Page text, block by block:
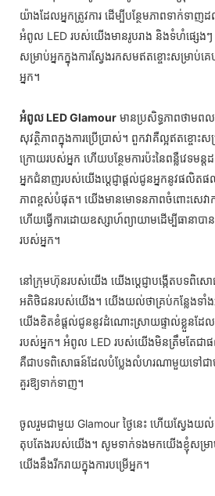
យ៉ាងដែលអ្នកត្រូវការ ដើម្បីបន្ថែមភាពទាក់ទាញ
អំពូល LED របស់យើងមានរូបរាង និងទំហំផ្សេងៗ
សម្រាប់អ្នកក្នុងការស្វែងរកសមឥតខ្ចោះសម្រាប់គ
អ្នក។
អំពូល LED Glamour មានប្រសិទ្ធភាពថាមព
សុវត្ថិភាពក្នុងការប្រើប្រាស់។ ពួកវាគឺល្អឥតខ្ចោះសម្
ក្រោយរបស់អ្នក ហើយបន្ថែមការប៉ះនៃពន្លឺវេទមន្
អ្នកជំនាញរបស់យើងប្តេជ្ញាផ្តល់ជូនអ្នកនូវផលិ
ភាពខ្ពស់បំផុត។ យើងមានមោទនភាពចំពោះសេ
ហើយធ្វើការដោយឧស្សាហ៍ព្យាយាមដើម្បីធានាប
របស់អ្នក។
នៅក្រុមហ៊ុនរបស់យើង យើងប្តេជ្ញាបង្កើតបទពិ
អតិថិជនរបស់យើង។ យើងយល់ថាគ្រប់កន្លែងទ
យើងខិតខំផ្តល់ជូននូវដំណោះស្រាយផ្ទាល់ខ្លួនដែលបំ
របស់អ្នក។ អំពូល LED របស់យើងមិនត្រឹមតែជា
គឺជាបទពិសោធន៍ដែលបំប្លែងលំហរណាមួយទៅជា
គួរឱ្យទាក់ទាញ។
ចូលរួមជាមួយ Glamour ថ្ងៃនេះ ហើយស្វែងយល់
តុបតែងរបស់យើង។ សូមទាក់ទងមកយើងខ្ញុំសម្
យើងនឹងរីករាយក្នុងការបម្រើអ្នក។